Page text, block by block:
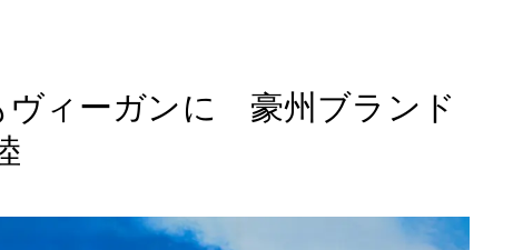
ヴィーガンに 豪州ブランド